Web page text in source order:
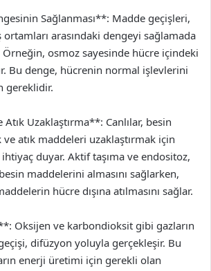
Sağlanması**: Madde geçişleri,
ortamları arasındaki dengeyi sağlamada
osmoz sayesinde hücre içindeki
Bu denge, hücrenin normal işlevlerini
gereklidir.
Atık Uzaklaştırma**: Canlılar, besin
atık maddeleri uzaklaştırmak için
duyar. Aktif taşıma ve endositoz,
maddelerini almasını sağlarken,
hücre dışına atılmasını sağlar.
Oksijen ve karbondioksit gibi gazların
difüzyon yoluyla gerçekleşir. Bu
enerji üretimi için gerekli olan